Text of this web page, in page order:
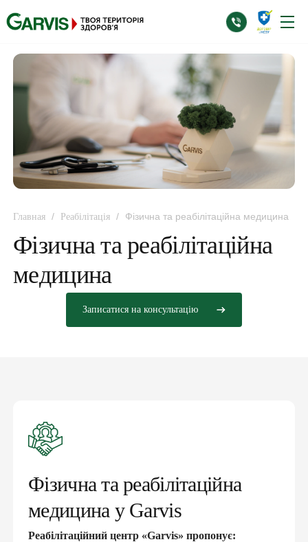
Главная / Реабілітація / Фізична та реабілітаційна медицина
Фізична та реабілітаційна
медицина
Записатися на консультацію
Фізична та реабілітаційна
медицина у Garvis
Реабілітаційний центр «Garvis» пропонує: